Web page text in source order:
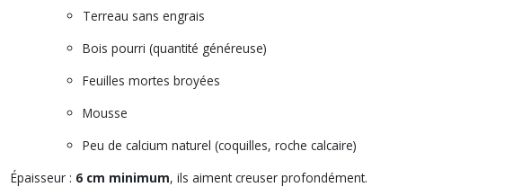
Terreau sans engrais
Bois pourri (quantité généreuse)
Feuilles mortes broyées
Mousse
Peu de calcium naturel (coquilles, roche calcaire)
Épaisseur : 6 cm minimum, ils aiment creuser profondément.